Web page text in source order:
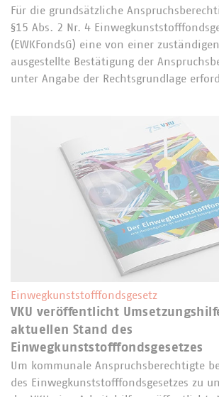
Für die grundsätzliche
§15 Abs. 2 Nr. 4
(EWKFondsG) eine von einer
ausgestellte Bestätigung der
unter Angabe der Rechtsgrundlage
Einwegkunststofffondsgesetz
VKU veröffentlicht
aktuellen Stand des
Einwegkunststofffondsgesetzes
Um kommunale Anspruchsberechtigte
des Einwegkunststofffondsgesetzes zu